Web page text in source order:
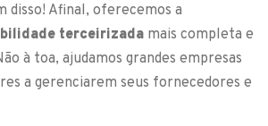
disso! Afinal, oferecemos a
terceirizada mais completa e
à toa, ajudamos grandes empresas
a gerenciarem seus fornecedores e